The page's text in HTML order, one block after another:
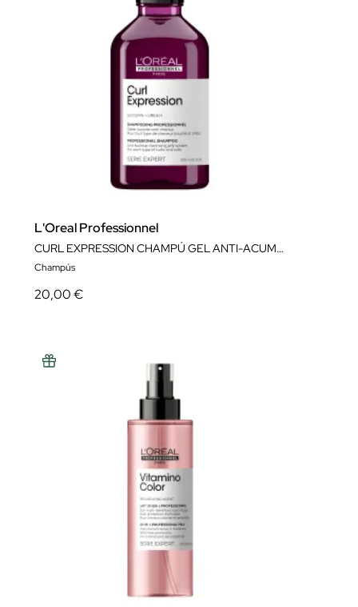
L'Oreal Professionnel
CURL EXPRESSION CHAMPÚ GEL ANTI-ACUMULACIÓN
Champús
20,00 €